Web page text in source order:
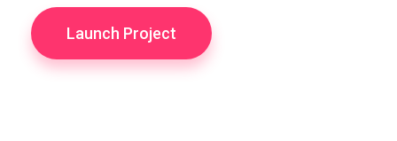
Launch Project